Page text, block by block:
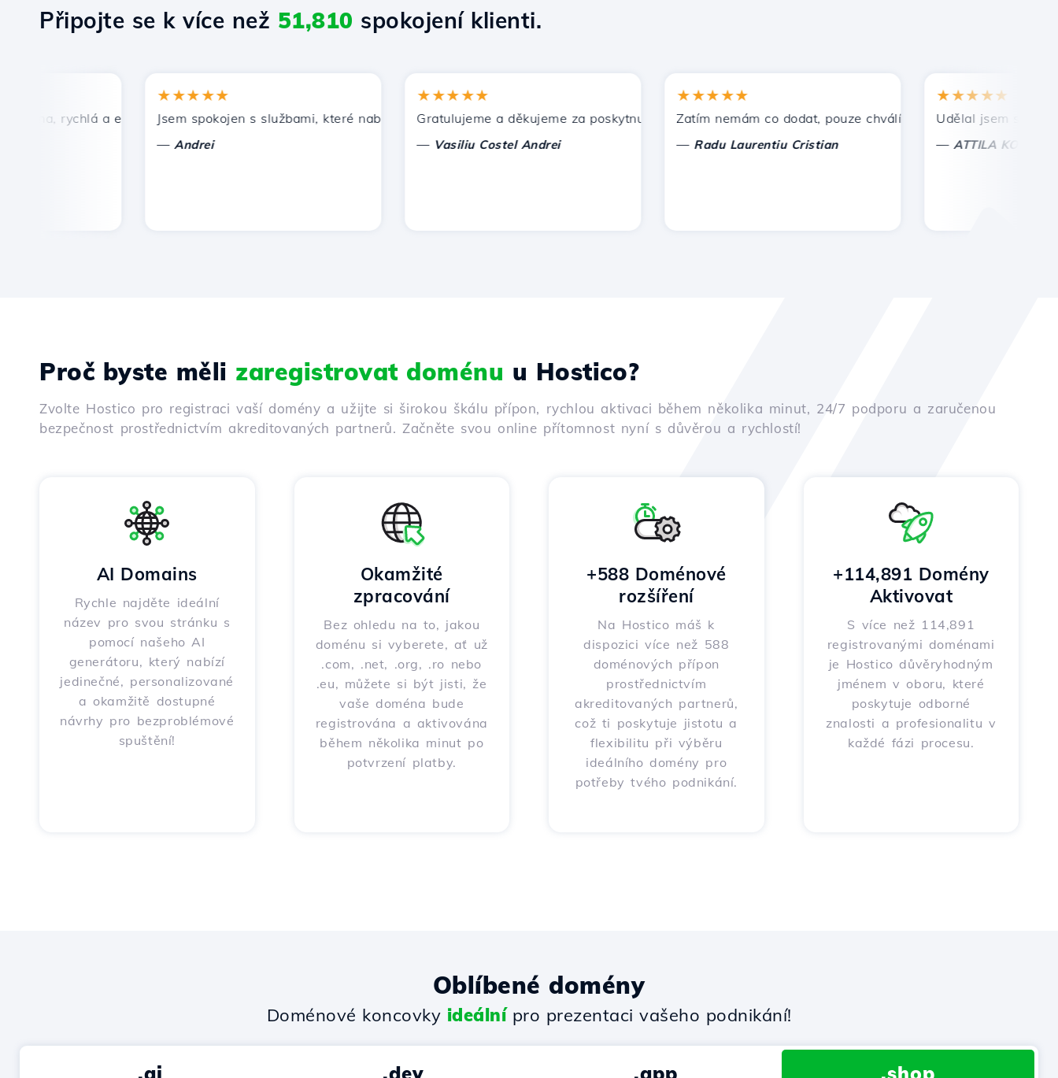
Připojte se k více než 51,810 spokojení klienti.
rychlá a efektivní technická podpora.
★★★★★
Jsem spokojen s službami, které nabízí Hostico. Doporučil jsem vás dalším známým.
Andrei
★★★★★
Gratulujeme a děkujeme za poskytnutou podporu!
Vasiliu Costel Andrei
★★★★★
Zatím nemám co dodat, pouze chválím. S zvláštní úctou, Cristian.
Radu Laurentiu Cristian
★★★★★
Udělal jsem správnou
ATTILA KOLES
Proč byste měli zaregistrovat doménu u Hostico?
Zvolte Hostico pro registraci vaší domény a užijte si širokou škálu přípon, rychlou aktivaci během několika minut, 24/7 podporu a zaručenou
bezpečnost prostřednictvím akreditovaných partnerů. Začněte svou online přítomnost nyní s důvěrou a rychlostí!
AI Domains
Rychle najděte ideální
název pro svou stránku s
pomocí našeho AI
generátoru, který nabízí
jedinečné, personalizované
a okamžitě dostupné
návrhy pro bezproblémové
spuštění!
Okamžité
zpracování
Bez ohledu na to, jakou
doménu si vyberete, ať už
.com, .net, .org, .ro nebo
.eu, můžete si být jisti, že
vaše doména bude
registrována a aktivována
během několika minut po
potvrzení platby.
+588 Doménové
rozšíření
Na Hostico máš k
dispozici více než 588
doménových přípon
prostřednictvím
akreditovaných partnerů,
což ti poskytuje jistotu a
flexibilitu při výběru
ideálního domény pro
potřeby tvého podnikání.
+114,891 Domény
Aktivovat
S více než 114,891
registrovanými doménami
je Hostico důvěryhodným
jménem v oboru, které
poskytuje odborné
znalosti a profesionalitu v
každé fázi procesu.
Oblíbené domény
Doménové koncovky ideálnípro prezentaci vašeho podnikání!
.ai .dev .app .shop